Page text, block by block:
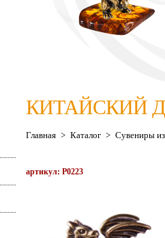
КИТАЙСКИЙ
Главная > Каталог > Сувениры
артикул: P0223